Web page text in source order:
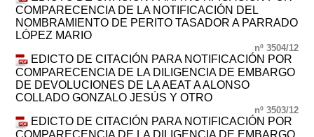
COMPARECENCIA DE LA NOTIFICACIÓN DEL
NOMBRAMIENTO DE PERITO TASADOR A PARRADO
LÓPEZ MARIO
nº 3504/12
EDICTO DE CITACIÓN PARA NOTIFICACIÓN POR
COMPARECENCIA DE LA DILIGENCIA DE EMBARGO
DE DEVOLUCIONES DE LA AEAT A ALONSO
COLLADO GONZALO JESÚS Y OTRO
nº 3503/12
EDICTO DE CITACIÓN PARA NOTIFICACIÓN POR
COMPARECENCIA DE LA DILIGENCIA DE EMBARGO